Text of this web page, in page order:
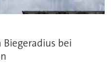
bei